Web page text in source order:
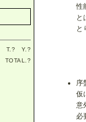
性
と
と
序
仮
意
必
T. ? Y. ?
TOTAL. ?